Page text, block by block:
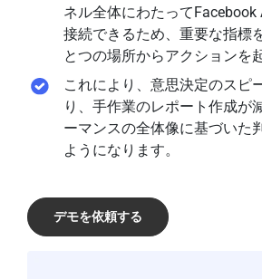
ネル全体にわたってFacebook
接続できるため、重要な指標
とつの場所からアクションを
これにより、意思決定のスピ
り、手作業のレポート作成が
ーマンスの全体像に基づいた
ようになります。
デモを依頼する